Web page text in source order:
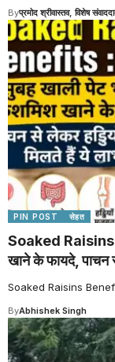
Byप्रमोद श्रीवास्तव, विशेष
PIN POST सेहत
Soaked Raisins
खाने के फायदे, पाचन
Soaked Raisins Benefits
ByAbhishek Singh